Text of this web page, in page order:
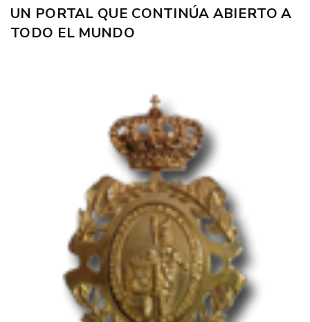
UN PORTAL QUE CONTINÚA ABIERTO A
TODO EL MUNDO